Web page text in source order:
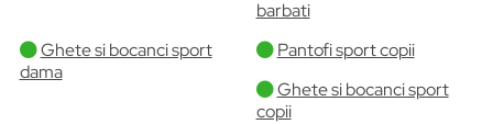
barbati
Ghete si bocanci sport
dama
Pantofi sport copii
Ghete si bocanci sport
copii